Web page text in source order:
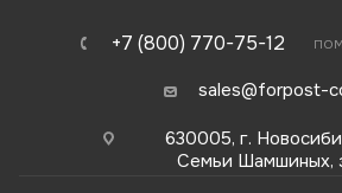
+7 (800) 770-75-12
sales@forpost-
630005, г.
Семьи Шамшиных,